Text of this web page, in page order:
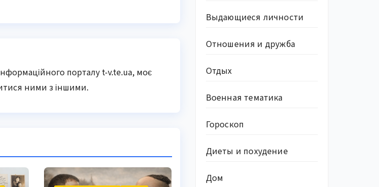
порталу t-v.te.ua, моє
ними з іншими.
Выдающиеся личности
Отношения и дружба
Отдых
Военная тематика
Гороскоп
Диеты и похудение
Дом